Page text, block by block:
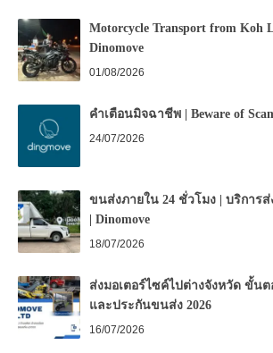
Motorcycle Transport from Koh
Dinomove
01/08/2026
คำเตือนมิจฉาชีพ | Beware of
24/07/2026
ขนส่งภายใน 24 ชั่วโมง | บริการ
| Dinomove
18/07/2026
ส่งมอเตอร์ไซค์ไปต่างจังหวัด ขั้น
และประกันขนส่ง 2026
16/07/2026